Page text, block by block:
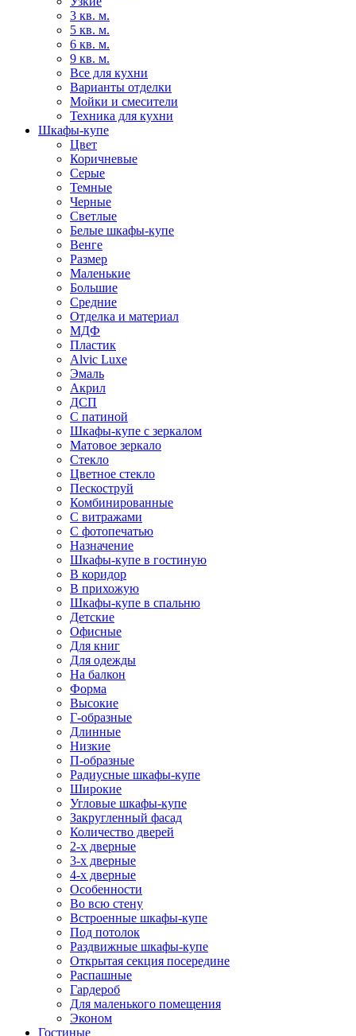
3 кв. м.
5 кв. м.
6 кв. м.
9 кв. м.
Все для кухни
Варианты отделки
Мойки и смесители
Техника для кухни
Шкафы-купе
Цвет
Коричневые
Серые
Темные
Черные
Светлые
Белые шкафы-купе
Венге
Размер
Маленькие
Большие
Средние
Отделка и материал
МДФ
Пластик
Alvic Luxe
Эмаль
Акрил
ДСП
С патиной
Шкафы-купе с зеркалом
Матовое зеркало
Стекло
Цветное стекло
Пескоструй
Комбинированные
С витражами
С фотопечатью
Назначение
Шкафы-купе в гостиную
В коридор
В прихожую
Шкафы-купе в спальню
Детские
Офисные
Для книг
Для одежды
На балкон
Форма
Высокие
Г-образные
Длинные
Низкие
П-образные
Радиусные шкафы-купе
Широкие
Угловые шкафы-купе
Закругленный фасад
Количество дверей
2-х дверные
3-х дверные
4-х дверные
Особенности
Во всю стену
Встроенные шкафы-купе
Под потолок
Раздвижные шкафы-купе
Открытая секция посередине
Распашные
Гардероб
Для маленького помещения
Эконом
Гостиные